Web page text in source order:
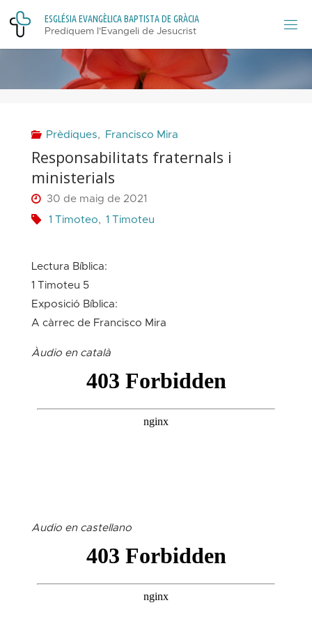
Skip
content
ESGLÉSIAEVANGÈLICABAPTISTADE GRÀCIA
Prediquem l'Evangeli de Jesucrist
Prèdiques, Francisco Mira
Responsabilitats fraternals i
ministerials
30 de maig de 2021
1 Timoteo, 1 Timoteu
Lectura Bíblica:
1 Timoteu 5
Exposició Bíblica:
A càrrec de Francisco Mira
Àudio en català
Audio en castellano